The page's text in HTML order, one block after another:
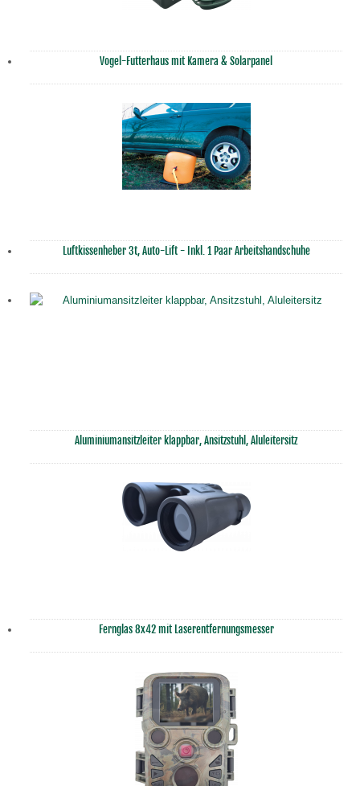
Vogel-Futterhaus mit Kamera & Solarpanel
Luftkissenheber 3t, Auto-Lift - Inkl. 1 Paar Arbeitshandschuhe
Aluminiumansitzleiter klappbar, Ansitzstuhl, Aluleitersitz
Fernglas 8x42 mit Laserentfernungsmesser